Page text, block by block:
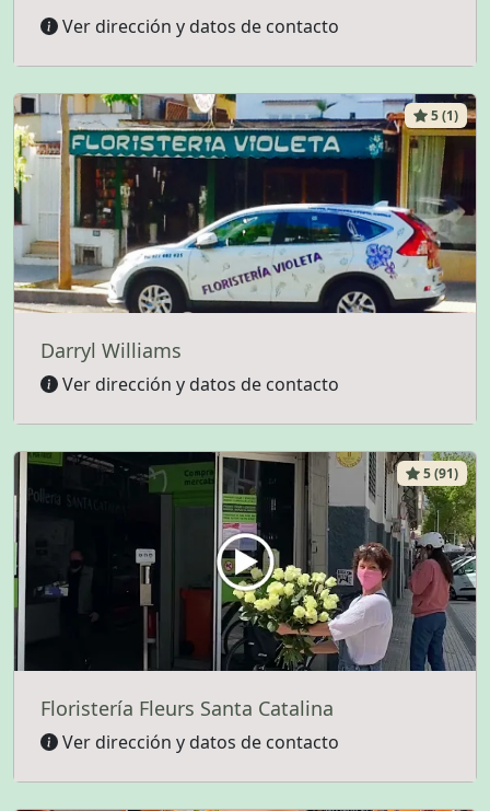
Ver dirección y datos de contacto
5 (1)
Darryl Williams
Ver dirección y datos de contacto
5 (91)
Floristería Fleurs Santa Catalina
Ver dirección y datos de contacto